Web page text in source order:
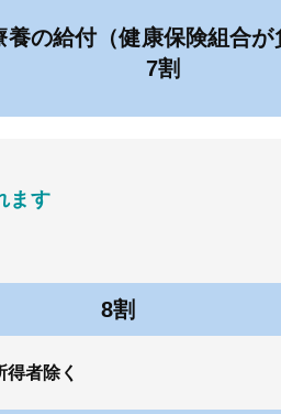
養の給付（健康保険組合が
7割
ます
8割
者除く